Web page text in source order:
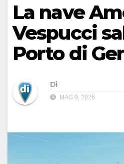
La nave
Vespucci
Porto di
Di
MAG 9, 2026